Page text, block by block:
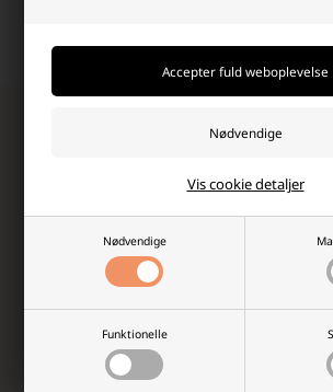
Nødvendige
Funktionelle
Vis cookie detaljer
Tilmeld dig vores nyhedsbrev!
inspiration og de vildeste tilbud fra os!